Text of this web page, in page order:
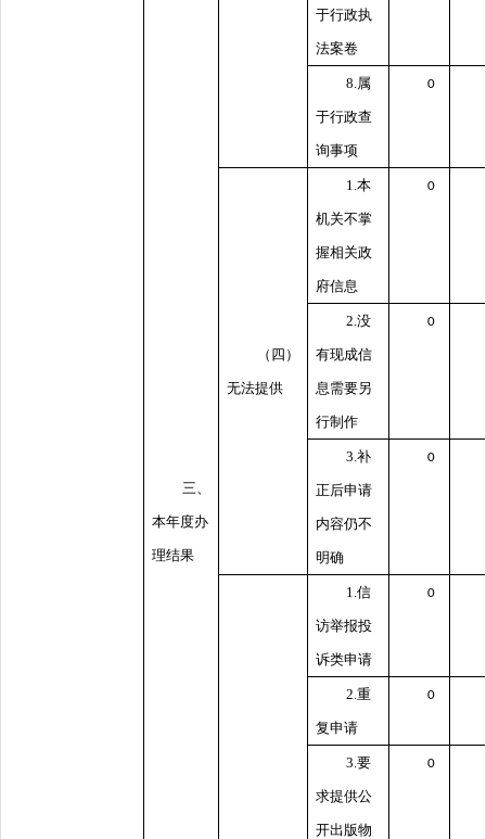
三、
本年度办
理结果
于行政执
法案卷
8.属
于行政查
询事项
0
（四）
无法提供
1.本
机关不掌
握相关政
府信息
0
2.没
有现成信
息需要另
行制作
0
3.补
正后申请
内容仍不
明确
0
1.信
访举报投
诉类申请
0
2.重
复申请
0
3.要
求提供公
开出版物
0